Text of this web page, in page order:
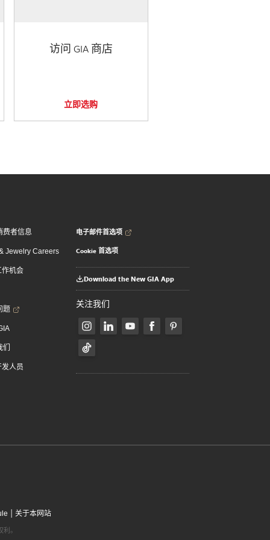
访问 GIA 商店
立即选购
费者信息
Jewelry Careers
作机会
题
发人员
电子邮件首选项
Cookie 首选项
Download the New GIA App
关注我们
| 关于本网站
。